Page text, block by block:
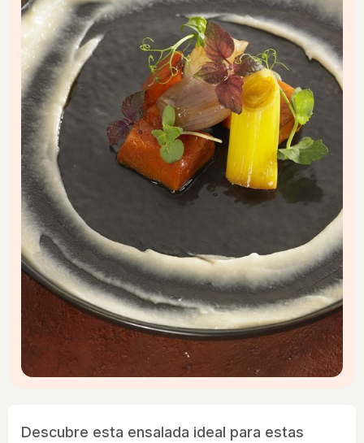
Descubre esta ensalada ideal para estas